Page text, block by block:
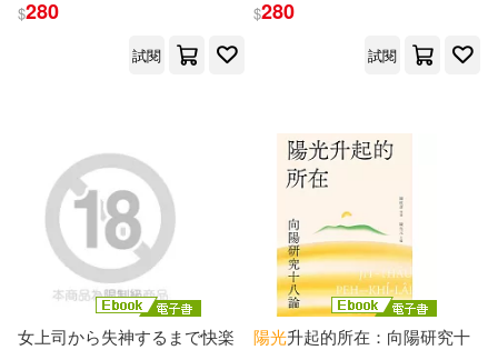
麻美ゆま(131)
BTCブックス(130)
Mellow Moon(129)
中國青年出版社(946)
新星出版社(932)
高等教育出版社(875)
$280
試閱
$280
試閱
女上司から失神するまで快楽
陽光升起的所在：向陽研究十